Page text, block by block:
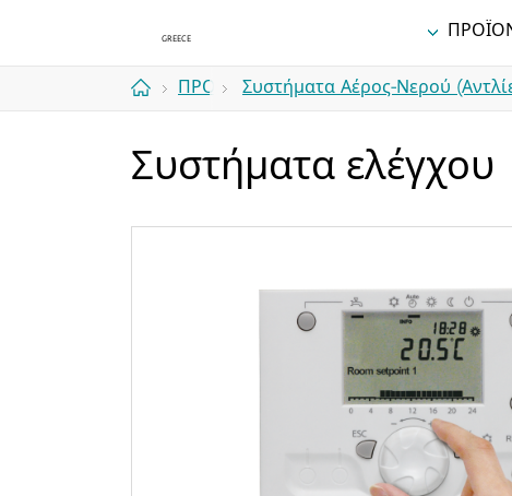
σελίδα
ΠΡΟΪΟΝΤΑΣυστήματα Αέρος-Νερού
Συστήματα ελέγχου